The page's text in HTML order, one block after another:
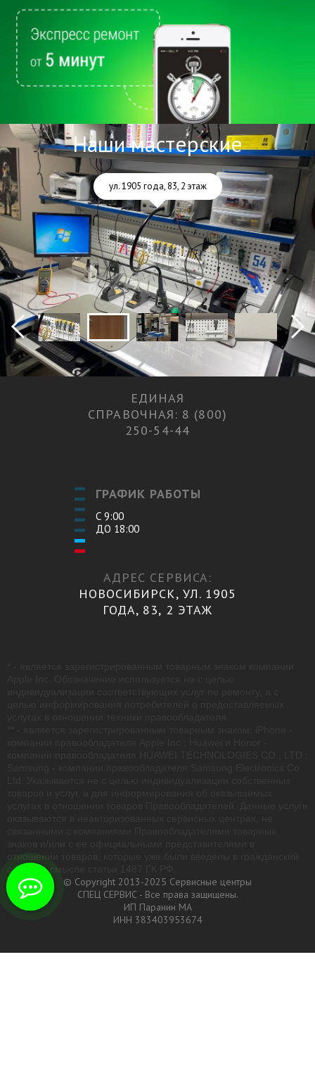
Наши мастерские
ул. 1905 года, 83, 2 этаж
ЕДИНАЯ
СПРАВОЧНАЯ: 8 (800)
250-54-44
ГРАФИК РАБОТЫ
С 9:00
ДО 18:00
АДРЕС СЕРВИСА:
НОВОСИБИРСК, УЛ. 1905
ГОДА, 83, 2 ЭТАЖ
отношении товаров, которые уже были введены в гражданский
оборот в смысле статьи 1487 ГК РФ.
© Copyright 2013-2025 Сервисные центры
СПЕЦ СЕРВИС - Все права защищены.
ИП Паранин МА
ИНН 383403953674